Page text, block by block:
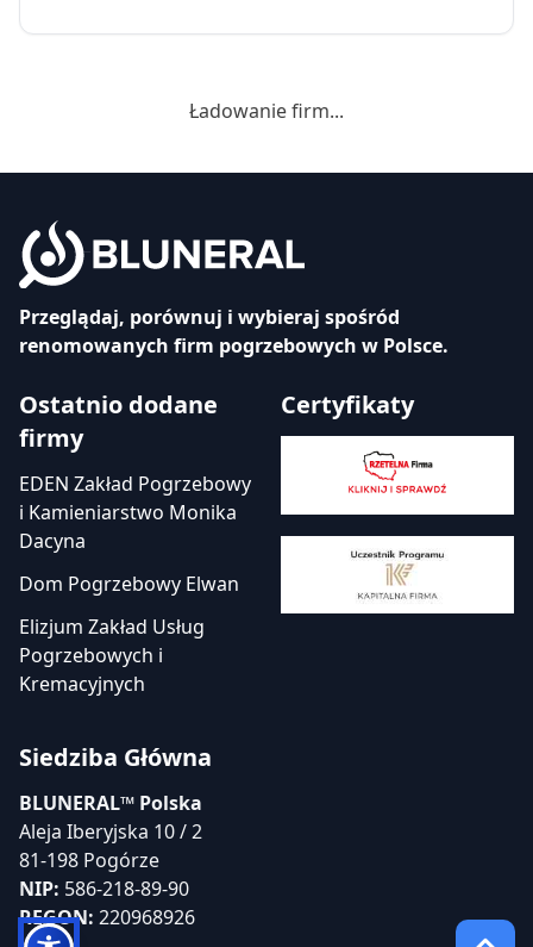
Ładowanie firm...
Przeglądaj, porównuj i wybieraj spośród
renomowanych firm pogrzebowych w Polsce.
Ostatnio dodane
firmy
EDEN Zakład Pogrzebowy
i Kamieniarstwo Monika
Dacyna
Dom Pogrzebowy Elwan
Elizjum Zakład Usług
Pogrzebowych i
Kremacyjnych
Certyfikaty
Siedziba Główna
BLUNERAL™ Polska
Aleja Iberyjska 10 / 2
81-198 Pogórze
NIP: 586-218-89-90
REGON: 220968926